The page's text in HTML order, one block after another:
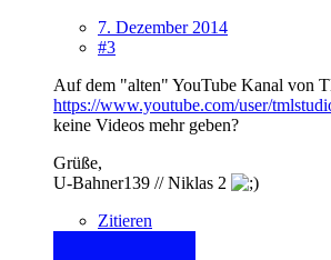
7. Dezember 2014
#3
Auf dem "alten" YouTube Kanal von
https://www.youtube.com/user/
keine Videos mehr geben?
Grüße,
U-Bahner139 // Niklas 2
Zitieren